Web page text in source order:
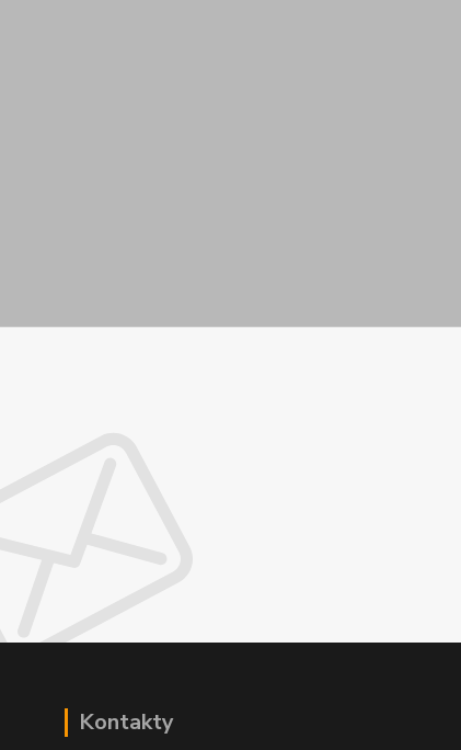
Kontakty